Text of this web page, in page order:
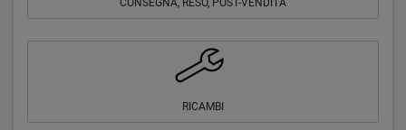
CONSEGNA, RESO, POST-VENDITA
RICAMBI